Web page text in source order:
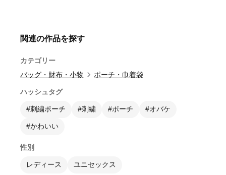
関連の作品を探す
カテゴリー
バッグ・財布・小物
ポーチ・巾着袋
ハッシュタグ
#刺繍ポーチ #刺繍 #ポーチ #オバケ
#かわいい
性別
レディース ユニセックス